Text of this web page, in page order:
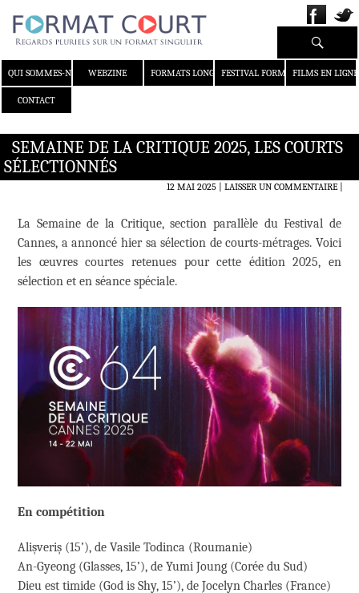
QUI SOMMES-NOUS ?WEBZINE FORMATS LONGS FESTIVAL FORMAT COURT
FILMS EN LIGNE
CONTACT
Recherche
SEMAINE DE LA CRITIQUE 2025, LES COURTS
SÉLECTIONNÉS
12 MAI 2025 LAISSER UN COMMENTAIRE|
La Semaine de la Critique, section parallèle du Festival de
Cannes, a annoncé hier sa sélection de courts-métrages. Voici
les œuvres courtes retenues pour cette édition 2025, en
sélection et en séance spéciale.
En compétition
Alișveriș (15’), de Vasile Todinca (Roumanie)
An-Gyeong (Glasses, 15’), de Yumi Joung (Corée du Sud)
Dieu est timide (God is Shy, 15’), de Jocelyn Charles (France)